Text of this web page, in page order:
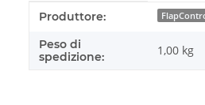
#productDetails.itemValue#
Produttore:
Peso di
spedizione:
1,00 kg